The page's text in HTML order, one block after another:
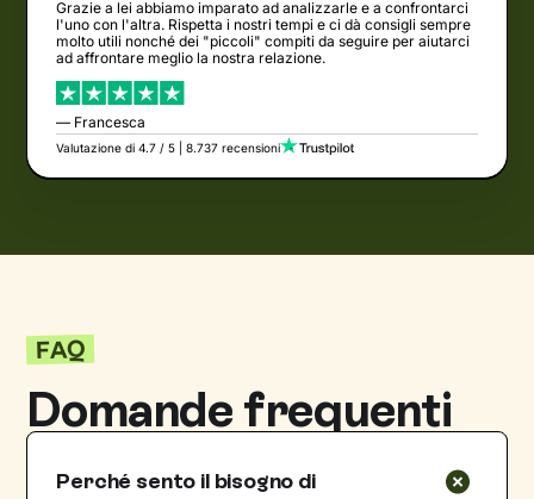
Grazie a lei abbiamo imparato ad analizzarle e a confrontarci
l'uno con l'altra. Rispetta i nostri tempi e ci dà consigli sempre
molto utili nonché dei "piccoli" compiti da seguire per aiutarci
ad affrontare meglio la nostra relazione.
— Francesca
Valutazione di 4.7 / 5 | 8.737 recensioni
FAQ
Domande frequenti
Perché sento il bisogno di